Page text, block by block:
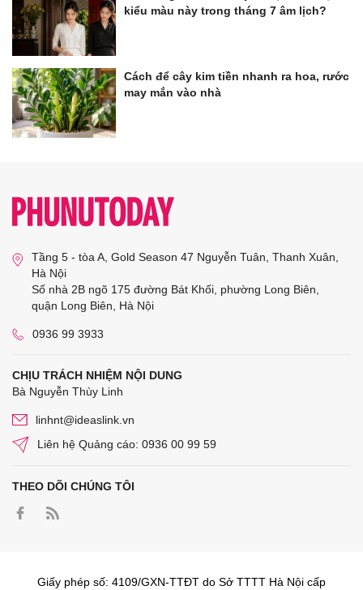
kiểu màu này trong tháng 7 âm lịch?
Cách để cây kim tiền nhanh ra hoa, rước
may mắn vào nhà
Tầng 5 - tòa A, Gold Season 47 Nguyễn Tuân, Thanh Xuân,
Hà Nội
Số nhà 2B ngõ 175 đường Bát Khối, phường Long Biên,
quận Long Biên, Hà Nội
0936 99 3933
CHỊU TRÁCH NHIỆM NỘI DUNG
Bà Nguyễn Thùy Linh
linhnt@ideaslink.vn
Liên hệ Quảng cáo: 0936 00 99 59
THEO DÕI CHÚNG TÔI
Giấy phép số: 4109/GXN-TTĐT do Sở TTTT Hà Nội cấp